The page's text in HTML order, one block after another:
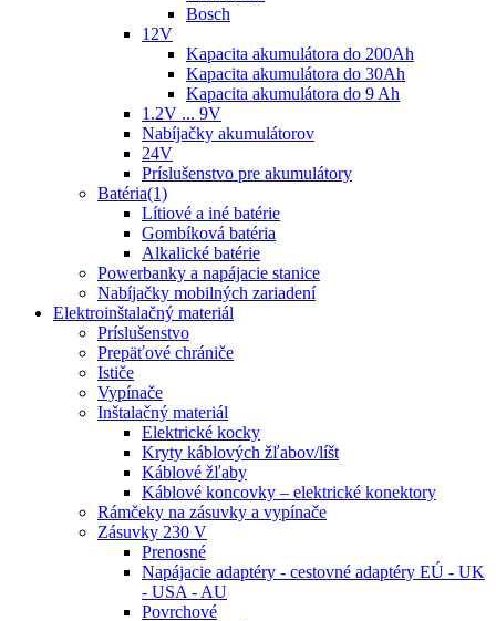
Bosch
12V
Kapacita akumulátora do 200Ah
Kapacita akumulátora do 30Ah
Kapacita akumulátora do 9 Ah
1.2V ... 9V
Nabíjačky akumulátorov
24V
Príslušenstvo pre akumulátory
Batéria(1)
Lítiové a iné batérie
Gombíková batéria
Alkalické batérie
Powerbanky a napájacie stanice
Nabíjačky mobilných zariadení
Elektroinštalačný materiál
Príslušenstvo
Prepäťové chrániče
Ističe
Vypínače
Inštalačný materiál
Elektrické kocky
Kryty káblových žľabov/líšt
Káblové žľaby
Káblové koncovky – elektrické konektory
Rámčeky na zásuvky a vypínače
Zásuvky 230 V
Prenosné
Napájacie adaptéry - cestovné adaptéry EÚ - UK
- USA - AU
Povrchové